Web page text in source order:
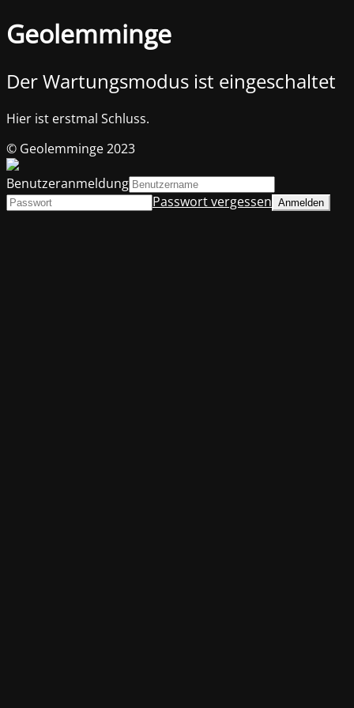
Geolemminge
Der Wartungsmodus ist eingeschaltet
Hier ist erstmal Schluss.
© Geolemminge 2023
Benutzeranmeldung
Passwort vergessen